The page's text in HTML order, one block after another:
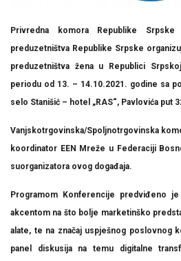
Privredna komora Republike
preduzetništva Republike Srpske
preduzetništva žena u Republici
periodu od 13. – 14.10.2021. godine sa
selо Stanišić – hotel „RAS“, Pavlovića put
Vanjskotrgovinska/Spoljnotrgovinska
koordinator EEN Mreže u Federaciji
suorganizatora ovog događaja.
Programom Konferencije predviđeno
akcentom na što bolje marketinško
alate, te na značaj uspješnog poslovnog
panel diskusija na temu digitalne